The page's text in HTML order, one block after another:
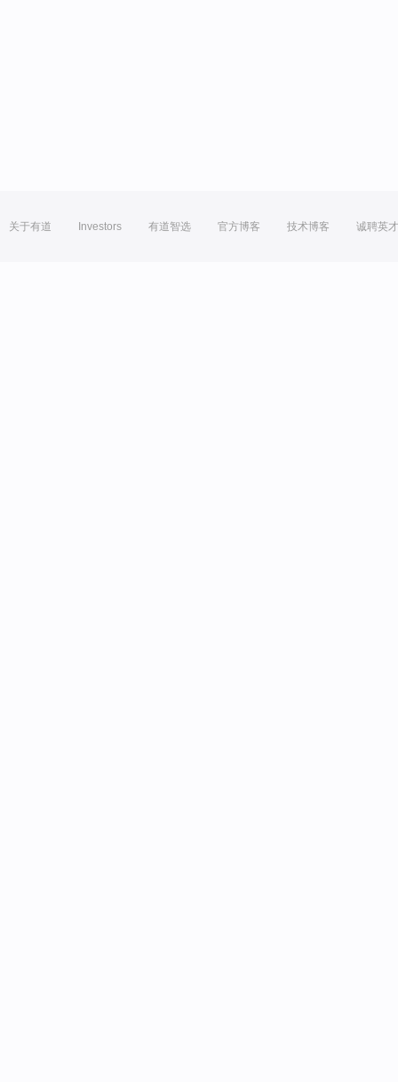
关于有道 Investors 有道智选 官方博客 技术博客 诚聘英才